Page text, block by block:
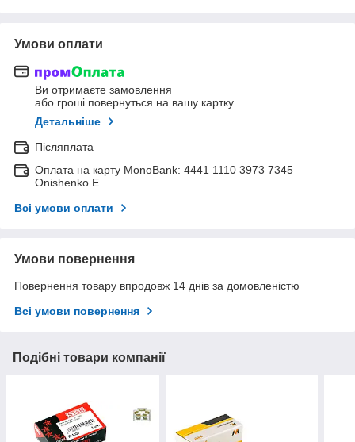
Умови оплати
Ви отримаєте замовлення
або гроші повернуться на вашу картку
Детальніше
Післяплата
Оплата на карту MonoBank: 4441 1110 3973 7345
Onishenko E.
Всі умови оплати
Умови повернення
Повернення товару впродовж 14 днів за домовленістю
Всі умови повернення
Подібні товари компанії